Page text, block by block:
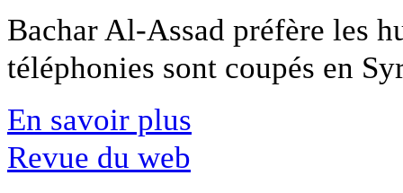
Bachar Al-Assad préfère les
téléphonies sont coupés en
En savoir plus
Revue du web